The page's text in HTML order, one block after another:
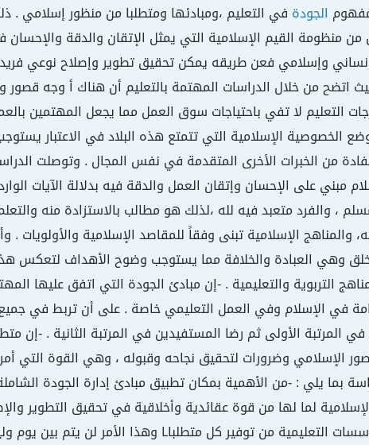
الجودة في التعليم ،ومبادئها ومتطلبا من منظور إسلامي
من منظومة القيم الإسلامية التي يمثل الإتقان والدقة والإحسان
وإسلامي فعن طريقه يمكن تحقيق تطوير وإصلاح نوعي
اتضح من خلال الدراسات المهتمة بالتعليم أن هناك أ وجه
التعليم لا تفي باحتياجات سوق العمل مما يجعل المهتمين
الخصوصية الإسلامية التي تتمتع هذه البلاد في الاعتبار
من الخبرات الأخرى المتقدمة في نفس المجال . وتوصلت
مبني على الإحسان وإتقان العمل والدقة فيه بدلالة الآيات
، والفرد متعبد فيه لله ،لذلك هو مطالب بالاستزادة منه
والمناهج الإسلامية تبنى وفقاً للمقاصد الإسلامية
وهي العبادة والخلافة مما يستوجب وضوح الأهداف لتعكس
التربوية والتعليمية . -إن مبادئ الجودة التي اتفق عليها
في الإسلام وفي العمل التعليمي خاصة . على أن تربط في جميع
المرتبة الأولى ثم رضا المستفيدين في المرتبة الثانية . -إن
الإسلامي وضرورات لتحقيق نجاحه وقبوله ، وهي القوة التي أمر
بما يلي : -من الأهمية بمكان تطبيق مبادئ إدارة الجودة
لما لها من قوة عقائدية وأخلاقية في تحقيق التطوير
التعليمية من توفير كل متطلباـا وهذا الأمر لن يتم بين يوم